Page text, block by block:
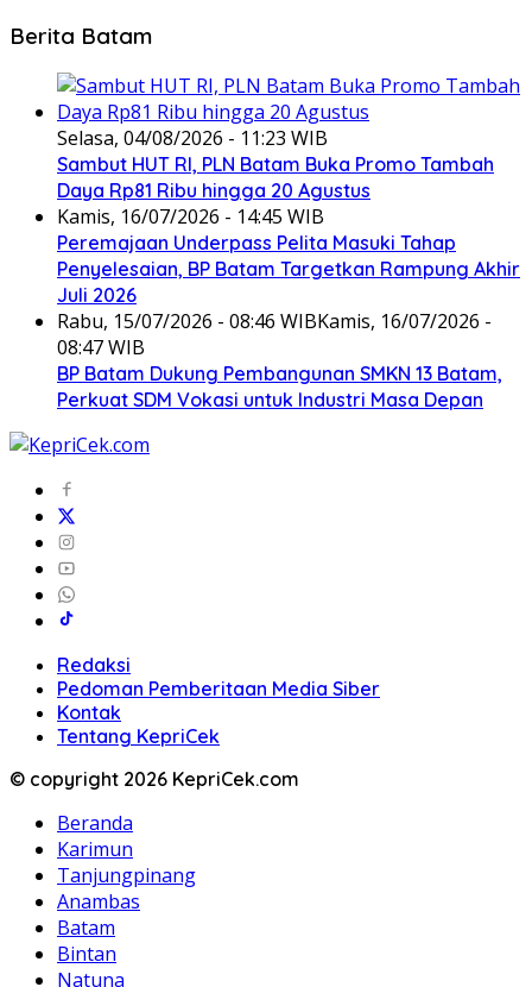
Berita Batam
Selasa, 04/08/2026 - 11:23 WIB
Sambut HUT RI, PLN Batam Buka Promo Tambah
Daya Rp81 Ribu hingga 20 Agustus
Kamis, 16/07/2026 - 14:45 WIB
Peremajaan Underpass Pelita Masuki Tahap
Penyelesaian, BP Batam Targetkan Rampung Akhir
Juli 2026
Rabu, 15/07/2026 - 08:46 WIBKamis, 16/07/2026 -
08:47 WIB
BP Batam Dukung Pembangunan SMKN 13 Batam,
Perkuat SDM Vokasi untuk Industri Masa Depan
Redaksi
Pedoman Pemberitaan Media Siber
Kontak
Tentang KepriCek
© copyright 2026 KepriCek.com
Beranda
Karimun
Tanjungpinang
Anambas
Batam
Bintan
Natuna